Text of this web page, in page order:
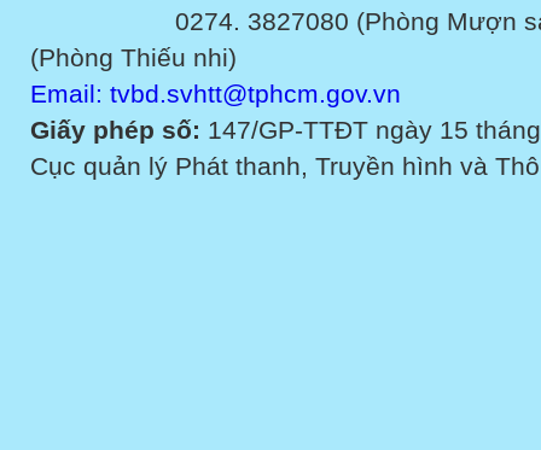
0274. 3827080 (Phòng Mượn sách
(Phòng Thiếu nhi)
Email: tvbd.svhtt@tphcm.gov.vn
Giấy phép số: 147/GP-TTĐT ngày 15
Cục quản lý Phát thanh, Truyền hình và